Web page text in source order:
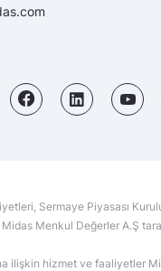
Sermaye Piyasası
Menkul Değerler A.Ş
ilişkin hizmet ve faaliyetler